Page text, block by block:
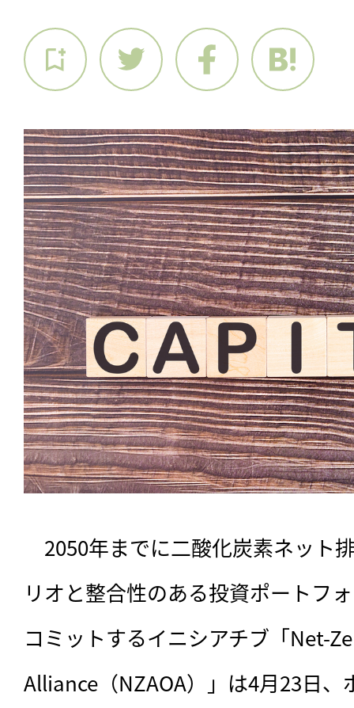
2050年までに二酸化炭素ネット
リオと整合性のある投資ポートフ
コミットするイニシアチブ「Net-
Alliance（NZAOA）」は4月23日